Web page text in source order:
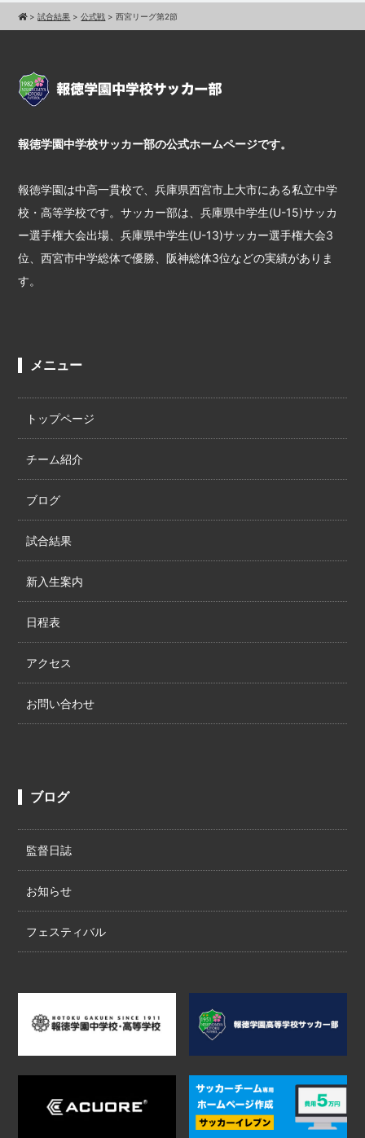
>試合結果 >公式戦 >西宮リーグ第2節
報徳学園中学校サッカー部の公式ホームページです。
報徳学園は中高一貫校で、兵庫県西宮市上大市にある私立中学
校・高等学校です。サッカー部は、兵庫県中学生(U-15)サッカ
ー選手権大会出場、兵庫県中学生(U-13)サッカー選手権大会3
位、西宮市中学総体で優勝、阪神総体3位などの実績がありま
す。
メニュー
トップページ
チーム紹介
ブログ
試合結果
新入生案内
日程表
アクセス
お問い合わせ
ブログ
監督日誌
お知らせ
フェスティバル